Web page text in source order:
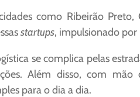
como Ribeirão
startups, impulsionado por
se complica pelas
Além disso, com
para o dia a dia.